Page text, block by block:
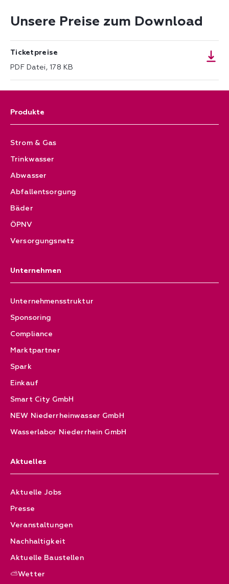
Unsere Preise zum Download
Ticketpreise
PDF Datei, 178 KB
Produkte
Strom & Gas
Trinkwasser
Abwasser
Abfallentsorgung
Bäder
ÖPNV
Versorgungsnetz
Unternehmen
Unternehmensstruktur
Sponsoring
Compliance
Marktpartner
Spark
Einkauf
Smart City GmbH
NEW Niederrheinwasser GmbH
Wasserlabor Niederrhein GmbH
Aktuelles
Aktuelle Jobs
Presse
Veranstaltungen
Nachhaltigkeit
Aktuelle Baustellen
⛅Wetter